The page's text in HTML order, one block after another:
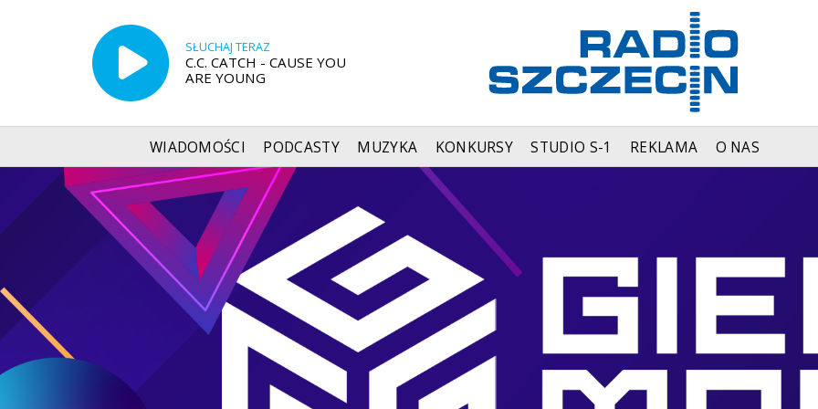
SŁUCHAJ TERAZ
C.C. CATCH - CAUSE YOU
ARE YOUNG
WIADOMOŚCI PODCASTY MUZYKA KONKURSY STUDIO S-1 REKLAMA O NAS